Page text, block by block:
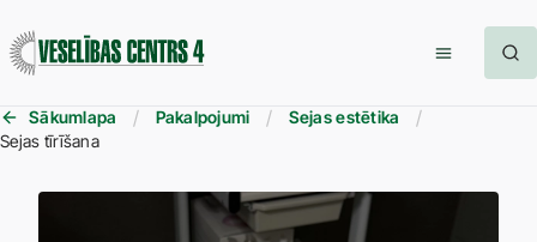
Sākumlapa Pakalpojumi
Sejas estētika
Sejas tīrīšana